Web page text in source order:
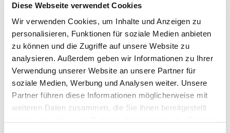
Diese Webseite verwendet Cookies
Wir verwenden Cookies, um Inhalte und Anzeigen zu
personalisieren, Funktionen für soziale Medien anbieten
zu können und die Zugriffe auf unsere Website zu
analysieren. Außerdem geben wir Informationen zu Ihrer
Verwendung unserer Website an unsere Partner für
soziale Medien, Werbung und Analysen weiter. Unsere
Partner führen diese Informationen möglicherweise mit
weiteren Daten zusammen, die Sie ihnen bereitgestellt
Dies könnte Sie auch interessieren